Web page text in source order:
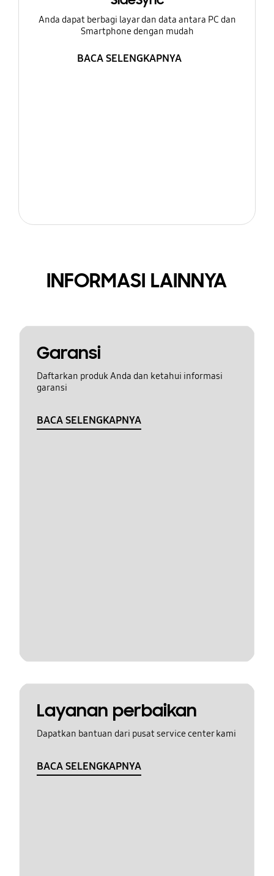
Anda dapat berbagi layar dan data antara PC dan
Smartphone dengan mudah
BACA SELENGKAPNYA
INFORMASI LAINNYA
Garansi
Daftarkan produk Anda dan ketahui informasi
garansi
BACA SELENGKAPNYA
Layanan perbaikan
Dapatkan bantuan dari pusat service center kami
BACA SELENGKAPNYA